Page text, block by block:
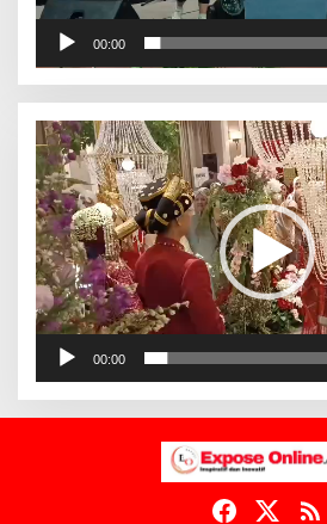
00:00
Pemutar
Video
00:00